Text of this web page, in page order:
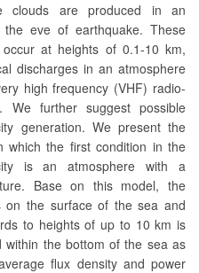
clouds are produced in an
eve of earthquake. These
at heights of 0.1-10 km,
discharges in an atmosphere
high frequency (VHF) radio-
We further suggest possible
generation. We present the
which the first condition in the
is an atmosphere with a
Base on this model, the
on the surface of the sea and
to heights of up to 10 km is
within the bottom of the sea as
flux density and power